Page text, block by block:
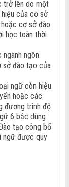
trở lên do một
của cơ sở
cơ sở đào
học toàn thời
ngôn
sở đào tạo của
ngữ còn hiệu
hoặc các
đương trình độ
6 bậc dùng
tạo công bố
ngữ được quy